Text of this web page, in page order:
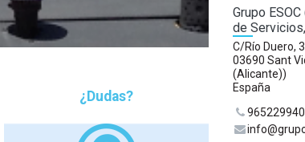
¿Dudas?
Grupo
de
C/Río Duero,
03690 Sant
(Alicante))
España
965229940